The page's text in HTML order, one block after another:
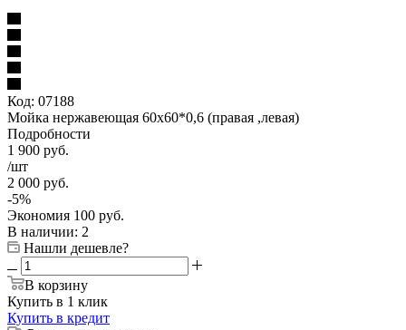
Код: 07188
Мойка нержавеющая 60х60*0,6 (правая ,левая)
Подробности
1 900 руб.
/шт
2 000 руб.
-5%
Экономия 100 руб.
В наличии: 2
Нашли дешевле?
В корзину
Купить в 1 клик
Купить в кредит